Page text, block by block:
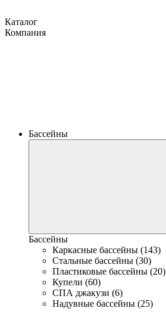
Каталог
Компания
Бассейны
Бассейны
Каркасные бассейны (143)
Стальные бассейны (30)
Пластиковые бассейны (20)
Купели (60)
СПА джакузи (6)
Надувные бассейны (25)